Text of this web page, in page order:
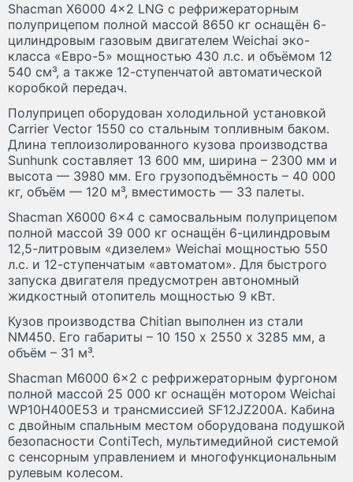
Shacman X6000 4x2 LNG с рефрижераторным
полуприцепом полной массой 8650 кг оснащён 6-
цилиндровым газовым двигателем Weichai эко-
класса «Евро-5» мощностью 430 л.с. и объёмом 12
540 см³, а также 12-ступенчатой автоматической
коробкой передач.
Полуприцеп оборудован холодильной установкой
Carrier Vector 1550 со стальным топливным баком.
Длина теплоизолированного кузова производства
Sunhunk составляет 13 600 мм, ширина – 2300 мм и
высота — 3980 мм. Его грузоподъёмность – 40 000
кг, объём — 120 м³, вместимость — 33 палеты.
Shacman X6000 6x4 с самосвальным полуприцепом
полной массой 39 000 кг оснащён 6-цилиндровым
12,5-литровым «дизелем» Weichai мощностью 550
л.с. и 12-ступенчатым «автоматом». Для быстрого
запуска двигателя предусмотрен автономный
жидкостный отопитель мощностью 9 кВт.
Кузов производства Chitian выполнен из стали
NM450. Его габариты – 10 150 х 2550 х 3285 мм, а
объём – 31 м³.
Shacman M6000 6x2 с рефрижераторным фургоном
полной массой 25 000 кг оснащён мотором Weichai
WP10H400E53 и трансмиссией SF12JZ200A. Кабина
с двойным спальным местом оборудована подушкой
безопасности ContiTech, мультимедийной системой
с сенсорным управлением и многофункциональным
рулевым колесом.